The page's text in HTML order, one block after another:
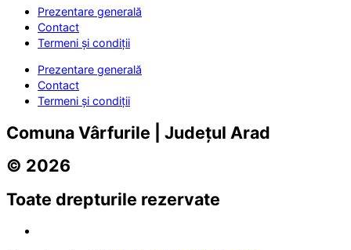
Prezentare generală
Contact
Termeni și condiții
Prezentare generală
Contact
Termeni și condiții
Comuna Vârfurile | Județul Arad
© 2026
Toate drepturile rezervate